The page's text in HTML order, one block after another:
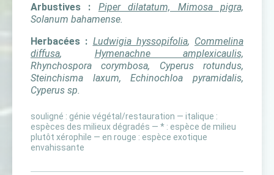
Arbustives :
Piper dilatatum, Mimosa pigra,
Solanum bahamense.
Herbacées : Ludwigia hyssopifolia, Commelina
diffusa, Hymenachne amplexicaulis,
Rhynchospora corymbosa, Cyperus rotundus,
Steinchisma laxum, Echinochloa pyramidalis,
Cyperus sp.
souligné : génie végétal/restauration — italique :
espèces des milieux dégradés — * : espèce de milieu
plutôt xérophile — en rouge : espèce exotique
envahissante